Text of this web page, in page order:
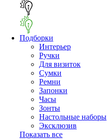
Подборки
Интерьер
Ручки
Для визиток
Сумки
Ремни
Запонки
Часы
Зонты
Настольные наборы
Эксклюзив
Показать все